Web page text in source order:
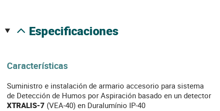
especificaciones
Características
Suministro e instalación de armario accesorio para sistema
de Detección de Humos por Aspiración basado en un detector
XTRALIS-7 (VEA-40) en Duralumínio IP-40